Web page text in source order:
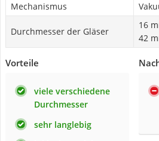
Mechanismus
Durchmesser der Gläser
16
42
Vorteile
viele verschiedene
Durchmesser
sehr langlebig